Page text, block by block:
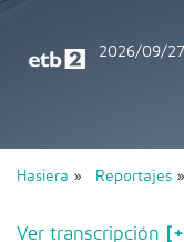
2026/09/27
Hasiera » Reportajes
Ver transcripción [+]